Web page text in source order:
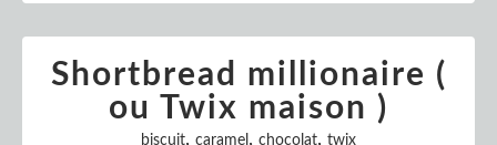
Shortbread millionaire (
ou Twix maison )
biscuit, caramel , chocolat, twix